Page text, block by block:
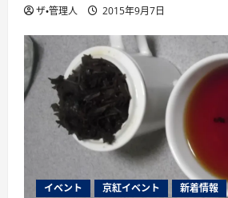
ザ・管理人 2015年9月7日
イベント 京紅イベント 新着情報